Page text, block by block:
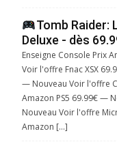
Tomb Raider:
Deluxe - dès
Enseigne Console Prix
Voir l'offre Fnac XSX
— Nouveau Voir l'offre
Amazon PS5 69.99€ —
Nouveau Voir l'offre
Amazon […]